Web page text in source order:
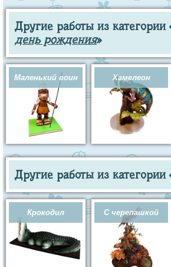
Другие работы из категории
день рождения»
Маленький воин Хамелеон
Другие работы из категории
Крокодил С черепашкой